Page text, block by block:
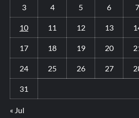
3 4 5 6 7
10 11 12 13
17 18 19 20
24 25 26 27
31
« Jul